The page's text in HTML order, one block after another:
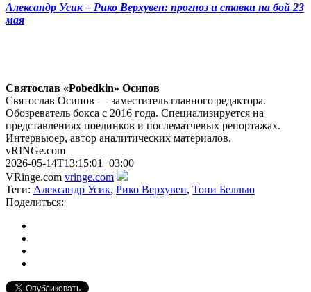
Александр Усик – Рико Верхувен: прогноз и ставки на бой 23
мая
Святослав «Pobedkin» Осипов
Святослав Осипов — заместитель главного редактора.
Обозреватель бокса с 2016 года. Специализируется на
представлениях поединков и послематчевых репортажах.
Интервьюер, автор аналитических материалов.
vRINGe.com
2026-05-14T13:15:01+03:00
VRinge.com vringe.com
Теги: Александр Усик, Рико Верхувен, Тони Беллью
Поделиться: